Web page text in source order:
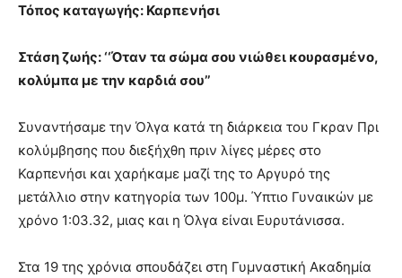
Τόπος καταγωγής: Καρπενήσι
Στάση ζωής: ‘‘Όταν τα σώμα σου νιώθει κουρασμένο,
κολύμπα με την καρδιά σου’’
Συναντήσαμε την Όλγα κατά τη διάρκεια του Γκραν Πρι
κολύμβησης που διεξήχθη πριν λίγες μέρες στο
Καρπενήσι και χαρήκαμε μαζί της το Αργυρό της
μετάλλιο στην κατηγορία των 100μ. Ύπτιο Γυναικών με
χρόνο 1:03.32, μιας και η Όλγα είναι Ευρυτάνισσα.
Στα 19 της χρόνια σπουδάζει στη Γυμναστική Ακαδημία